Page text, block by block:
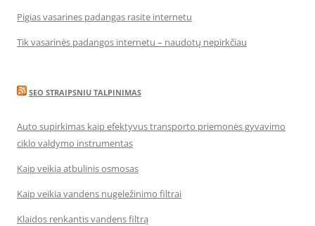
Pigias vasarines padangas rasite internetu
Tik vasarinės padangos internetu – naudotų nepirkčiau
SEO STRAIPSNIU TALPINIMAS
Auto supirkimas kaip efektyvus transporto priemonės gyvavimo
ciklo valdymo instrumentas
Kaip veikia atbulinis osmosas
Kaip veikia vandens nugeležinimo filtrai
Klaidos renkantis vandens filtrą